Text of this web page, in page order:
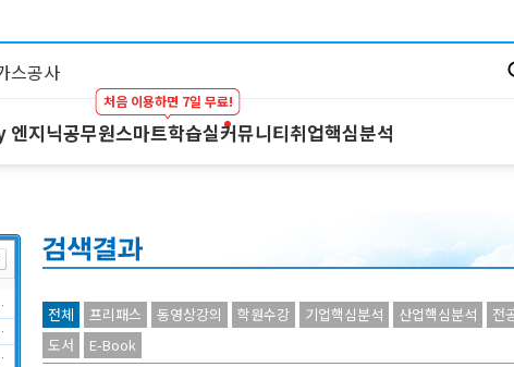
엔지닉공무원스마트학습실
처음 이용하면 7일 무료!
커뮤니티취업핵심분석
스마트학습실
학원 강의
1:1 컨설팅
마이노트
강의 Q&A
스마트학습실
FAQ
연 안내
구 안내
류 안내
전체 프리패스 동영상강의 학원수강 기업핵심분석 산업핵심분석 전
도서
E-Book